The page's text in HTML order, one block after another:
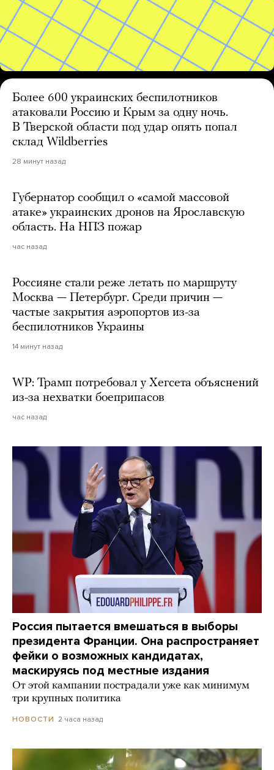
Более 600 украинских беспилотников
атаковали Россию и Крым за одну ночь.
В Тверской области под удар опять попал
склад Wildberries
28 минут назад
Губернатор сообщил о «самой массовой
атаке» украинских дронов на Ярославскую
область. На НПЗ пожар
час назад
Россияне стали реже летать по маршруту
Москва — Петербург. Среди причин —
частые закрытия аэропортов из-за
беспилотников Украины
14 минут назад
WP: Трамп потребовал у Хегсета объяснений
из-за нехватки боеприпасов
час назад
Россия пытается вмешаться в выборы
президента Франции. Она распространяет
фейки о возможных кандидатах,
маскируясь под местные издания
От этой кампании пострадали уже как минимум
три крупных политика
НОВОСТИ 2 часа назад